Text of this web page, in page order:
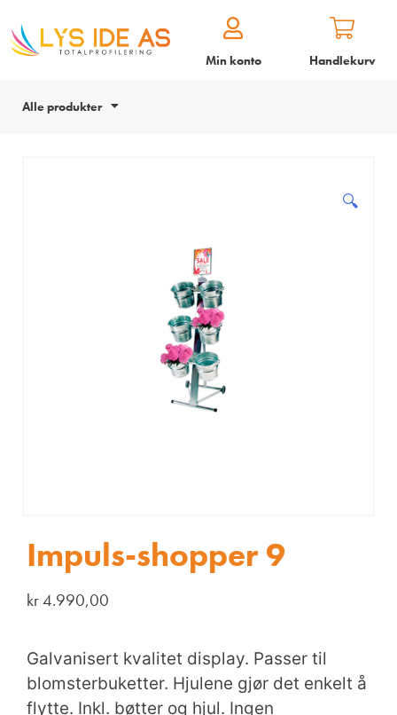
Min konto Handlekurv
Alle produkter
🔍
Impuls-shopper 9
kr4.990,00
Galvanisert kvalitet display. Passer til
blomsterbuketter. Hjulene gjør det enkelt å
flytte. Inkl. bøtter og hjul. Ingen